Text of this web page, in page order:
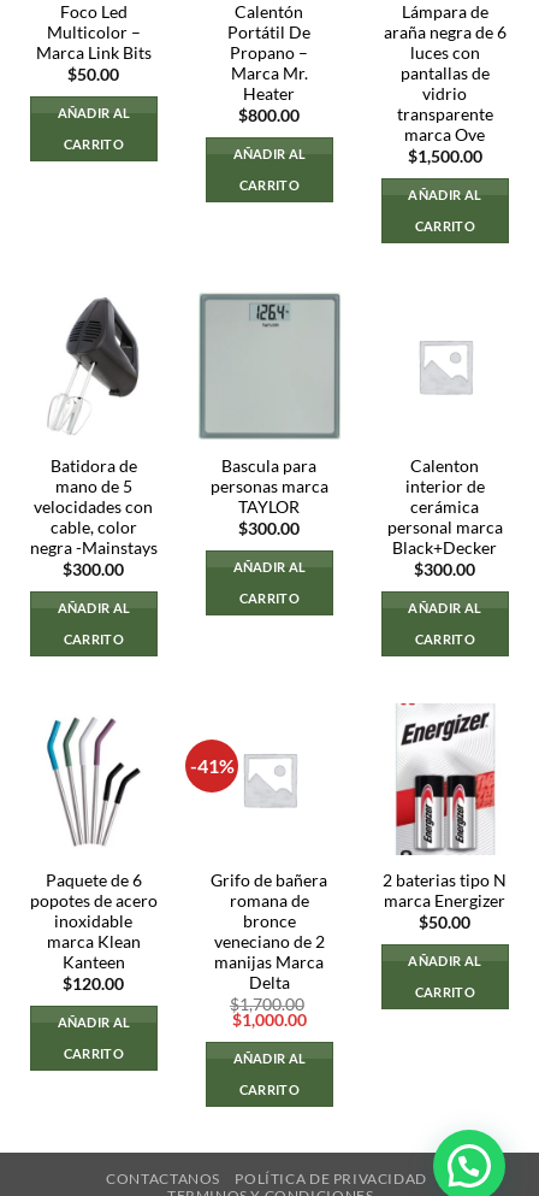
Foco Led
Multicolor –
Marca Link Bits
$50.00
AÑADIR AL
CARRITO
Calentón
Portátil De
Propano –
Marca Mr.
Heater
$800.00
AÑADIR AL
CARRITO
Lámpara de
araña negra de 6
luces con
pantallas de
vidrio
transparente
marca Ove
$1,500.00
AÑADIR AL
CARRITO
Batidora de
mano de 5
velocidades con
cable, color
negra -Mainstays
$300.00
AÑADIR AL
CARRITO
Bascula para
personas marca
TAYLOR
$300.00
AÑADIR AL
CARRITO
Calenton
interior de
cerámica
personal marca
Black+Decker
$300.00
AÑADIR AL
CARRITO
Paquete de 6
popotes de acero
inoxidable
marca Klean
Kanteen
$120.00
AÑADIR AL
CARRITO
-41%
Grifo de bañera
romana de
bronce
veneciano de 2
manijas Marca
Delta
$1,700.00
El
precio
original
era:
$1,700.00.
$1,000.00El
es:
AÑADIR AL
CARRITO
2 baterias tipo N
marca Energizer
$50.00
AÑADIR AL
CARRITO
CONTACTANOS
POLÍTICA DE PRIVACIDAD